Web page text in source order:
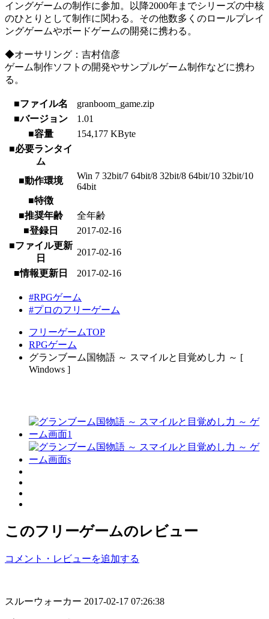
イングゲームの制作に参加。以降2000年までシリーズの中核
のひとりとして制作に関わる。その他数多くのロールプレイ
ングゲームやボードゲームの開発に携わる。
◆オーサリング：吉村信彦
ゲーム制作ソフトの開発やサンプルゲーム制作などに携わ
る。
■ファイル名
granboom_game.zip
■バージョン
1.01
■容量
154,177 KByte
■必要ランタイ
ム
■動作環境
Win 7 32bit/7 64bit/8 32bit/8 64bit/10 32bit/10
64bit
■特徴
■推奨年齢
全年齢
■登録日
2017-02-16
■ファイル更新
日
2017-02-16
■情報更新日 2017-02-16
#RPGゲーム
#プロのフリーゲーム
フリーゲームTOP
RPGゲーム
グランブーム国物語 ～ スマイルと目覚めし力 ～ [
Windows ]
このフリーゲームのレビュー
コメント・レビューを追加する
スルーウォーカー 2017-02-17 07:26:38